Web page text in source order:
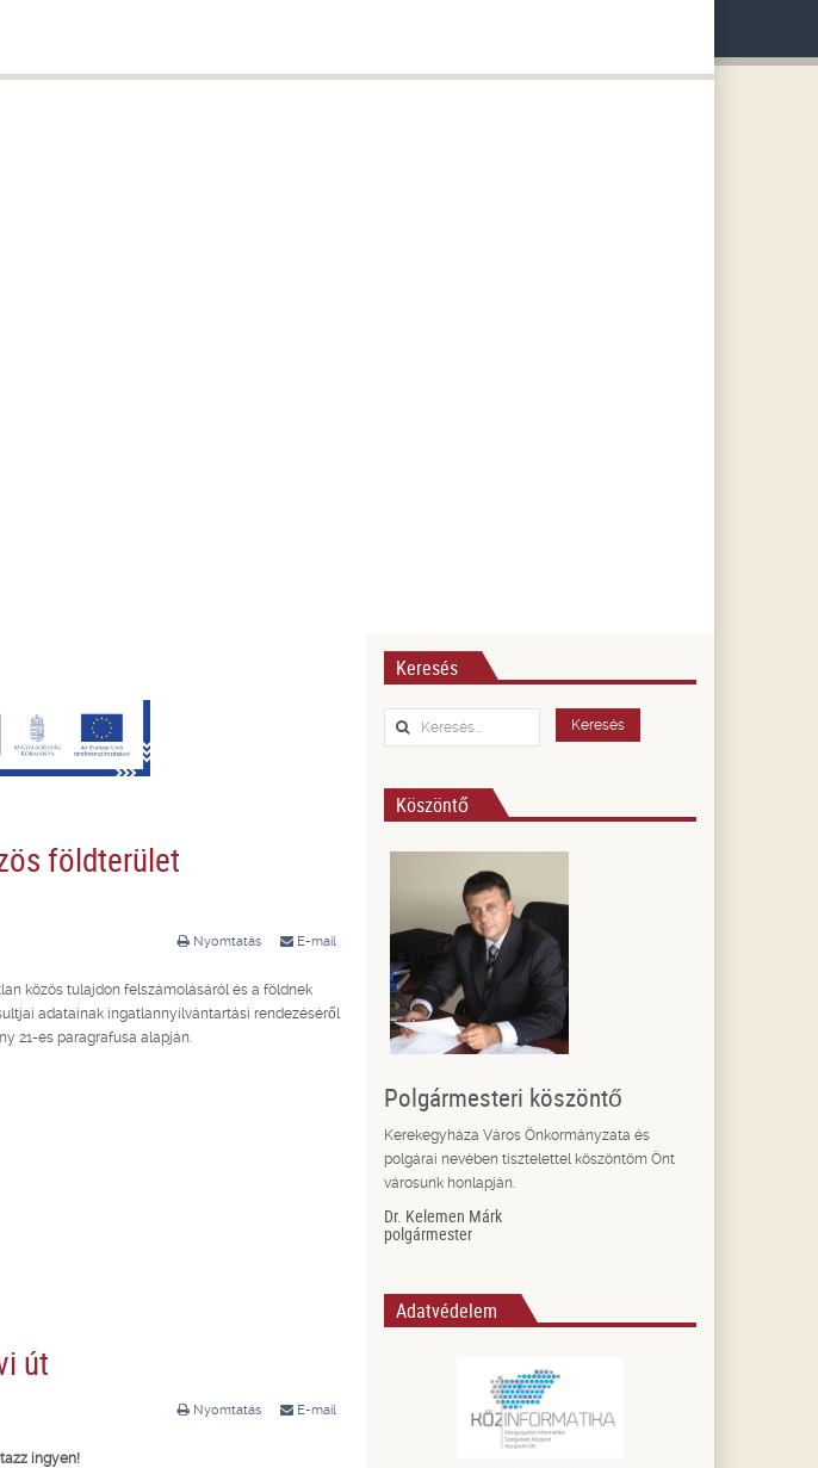
földterület
Nyomtatás E-mail
közös tulajdon felszámolásáról és a földnek
adatainak ingatlannyilvántartási rendezéséről
21-es paragrafusa alapján.
út
Nyomtatás E-mail
ingyen!
Keresés
Keresés... Keresés
Köszöntő
Polgármesteri köszöntő
Kerekegyháza Város Önkormányzata és
polgárai nevében tisztelettel köszöntöm Önt
városunk honlapján.
Dr. Kelemen Márk
polgármester
Adatvédelem